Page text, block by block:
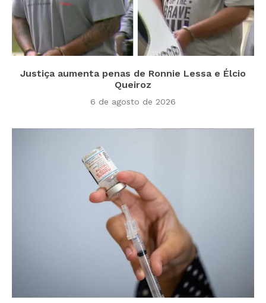
Justiça aumenta penas de Ronnie Lessa e Élcio
Queiroz
6 de agosto de 2026